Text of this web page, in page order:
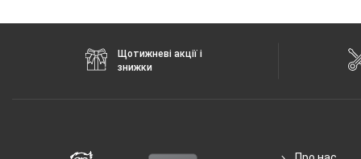
Щотижневі акції і
знижки